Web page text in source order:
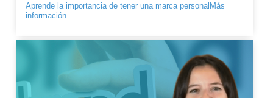
Aprende la importancia de tener una marca personal Más
información...